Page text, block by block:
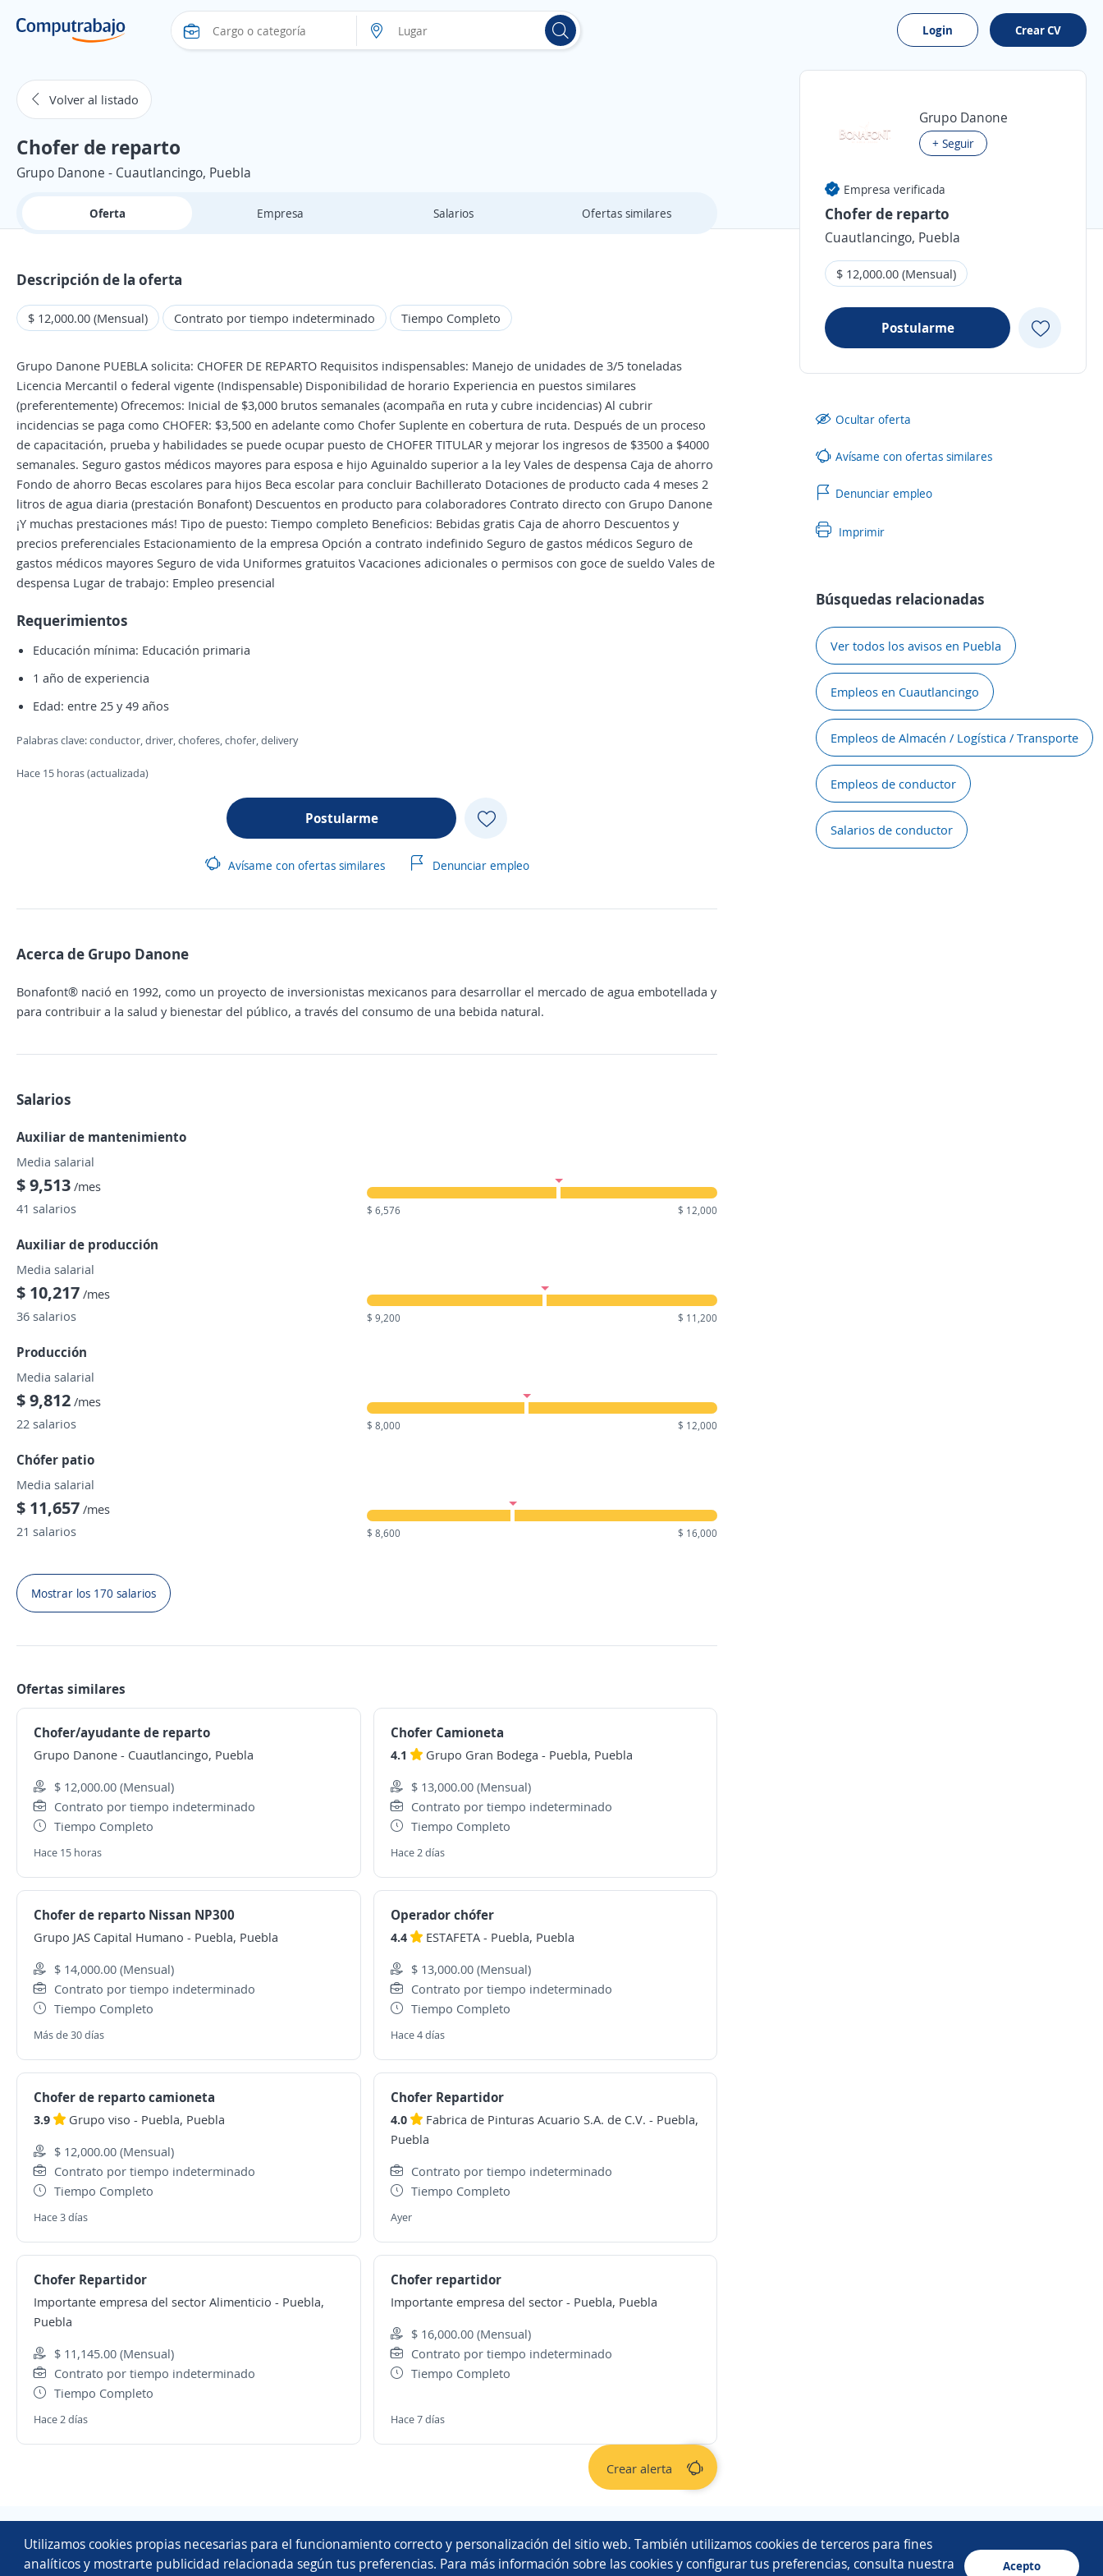
Utilizamos cookies propias necesarias para el funcionamiento correcto y personalización del sitio web. También utilizamos cookies de terceros para fines
analíticos y mostrarte publicidad relacionada según tus preferencias. Para más información sobre las cookies y configurar tus preferencias, consulta nuestra
Acepto
Login Crear CV
Volver al listado
Chofer de reparto
Grupo Danone - Cuautlancingo, Puebla
Oferta Empresa Salarios Ofertas similares
Descripción de la oferta
$ 12,000.00 (Mensual) Contrato por tiempo indeterminado Tiempo Completo
Grupo Danone PUEBLA solicita: CHOFER DE REPARTO Requisitos indispensables: Manejo de unidades de 3/5 toneladas
Licencia Mercantil o federal vigente (Indispensable) Disponibilidad de horario Experiencia en puestos similares
(preferentemente) Ofrecemos: Inicial de $3,000 brutos semanales (acompaña en ruta y cubre incidencias) Al cubrir
incidencias se paga como CHOFER: $3,500 en adelante como Chofer Suplente en cobertura de ruta. Después de un proceso
de capacitación, prueba y habilidades se puede ocupar puesto de CHOFER TITULAR y mejorar los ingresos de $3500 a $4000
semanales. Seguro gastos médicos mayores para esposa e hijo Aguinaldo superior a la ley Vales de despensa Caja de ahorro
Fondo de ahorro Becas escolares para hijos Beca escolar para concluir Bachillerato Dotaciones de producto cada 4 meses 2
litros de agua diaria (prestación Bonafont) Descuentos en producto para colaboradores Contrato directo con Grupo Danone
¡Y muchas prestaciones más! Tipo de puesto: Tiempo completo Beneficios: Bebidas gratis Caja de ahorro Descuentos y
precios preferenciales Estacionamiento de la empresa Opción a contrato indefinido Seguro de gastos médicos Seguro de
gastos médicos mayores Seguro de vida Uniformes gratuitos Vacaciones adicionales o permisos con goce de sueldo Vales de
despensa Lugar de trabajo: Empleo presencial
Requerimientos
Educación mínima: Educación primaria
1 año de experiencia
Edad: entre 25 y 49 años
Palabras clave: conductor, driver, choferes, chofer, delivery
Hace 15 horas (actualizada)
Postularme
Avísame con ofertas similares Denunciar empleo
Acerca de Grupo Danone
Bonafont® nació en 1992, como un proyecto de inversionistas mexicanos para desarrollar el mercado de agua embotellada y
para contribuir a la salud y bienestar del público, a través del consumo de una bebida natural.
Salarios
Auxiliar de mantenimiento
Media salarial
$ 9,513 /mes
41 salarios
$ 6,576 $ 12,000
Auxiliar de producción
Media salarial
$ 10,217 /mes
36 salarios
$ 9,200 $ 11,200
Producción
Media salarial
$ 9,812 /mes
22 salarios
$ 8,000 $ 12,000
Chófer patio
Media salarial
$ 11,657 /mes
21 salarios
$ 8,600 $ 16,000
Mostrar los 170 salarios
Ofertas similares
Chofer/ayudante de reparto
Grupo Danone - Cuautlancingo, Puebla
$ 12,000.00 (Mensual)
Contrato por tiempo indeterminado
Tiempo Completo
Hace 15 horas
Chofer Camioneta
4.1 Grupo Gran Bodega - Puebla, Puebla
$ 13,000.00 (Mensual)
Contrato por tiempo indeterminado
Tiempo Completo
Hace 2 días
Chofer de reparto Nissan NP300
Grupo JAS Capital Humano - Puebla, Puebla
$ 14,000.00 (Mensual)
Contrato por tiempo indeterminado
Tiempo Completo
Más de 30 días
Operador chófer
4.4 ESTAFETA - Puebla, Puebla
$ 13,000.00 (Mensual)
Contrato por tiempo indeterminado
Tiempo Completo
Hace 4 días
Chofer de reparto camioneta
3.9 Grupo viso - Puebla, Puebla
$ 12,000.00 (Mensual)
Contrato por tiempo indeterminado
Tiempo Completo
Hace 3 días
Chofer Repartidor
4.0 Fabrica de Pinturas Acuario S.A. de C.V. - Puebla,
Puebla
Contrato por tiempo indeterminado
Tiempo Completo
Ayer
Chofer Repartidor
Importante empresa del sector Alimenticio - Puebla,
Puebla
$ 11,145.00 (Mensual)
Contrato por tiempo indeterminado
Tiempo Completo
Hace 2 días
Chofer repartidor
Importante empresa del sector - Puebla, Puebla
$ 16,000.00 (Mensual)
Contrato por tiempo indeterminado
Tiempo Completo
Hace 7 días
Crear alerta
Grupo Danone
+ Seguir
Empresa verificada
Chofer de reparto
Cuautlancingo, Puebla
$ 12,000.00 (Mensual)
Postularme
Ocultar oferta
Avísame con ofertas similares
Denunciar empleo
Imprimir
Búsquedas relacionadas
Ver todos los avisos en Puebla
Empleos en Cuautlancingo
Empleos de Almacén / Logística / Transporte
Empleos de conductor
Salarios de conductor
Aviso legal/privacidad